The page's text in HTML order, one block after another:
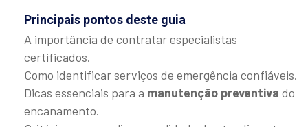
Principais pontos deste guia
A importância de contratar especialistas
certificados.
Como identificar serviços de emergência confiáveis.
Dicas essenciais para a manutenção preventiva do
encanamento.